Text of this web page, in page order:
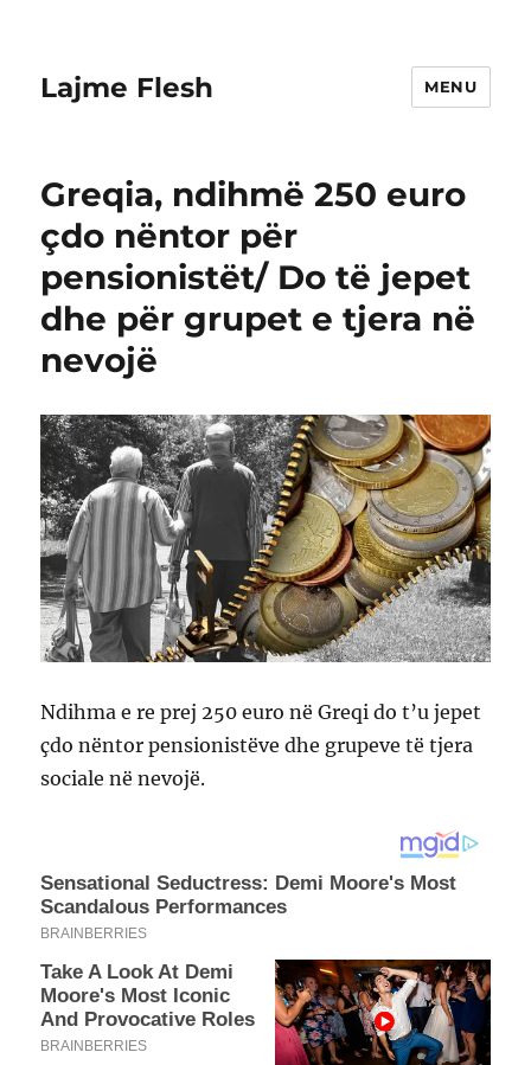
Lajme Flesh MENU
Greqia, ndihmë 250 euro
çdo nëntor për
pensionistët/ Do të jepet
dhe për grupet e tjera në
nevojë
Ndihma e re prej 250 euro në Greqi do t’u jepet
çdo nëntor pensionistëve dhe grupeve të tjera
sociale në nevojë.